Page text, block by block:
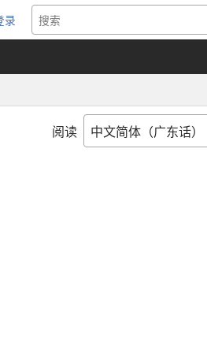
录
打
阅读